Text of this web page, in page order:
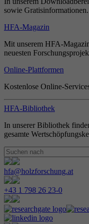
sowie Gratisinformationen.
HFA-Magazin
Mit unserem HFA-
neuesten
Online-Plattformen
Kostenlose Online-
HFA-Bibliothek
In unserer Bibliothek
gesamte
hfa@holzforschung.at
+43 1 798 26 23-0